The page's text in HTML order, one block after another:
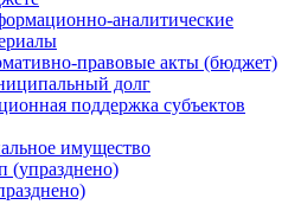
аналитические
правовые акты (бюджет)
долг
поддержка субъектов
имущество
(упразднено)